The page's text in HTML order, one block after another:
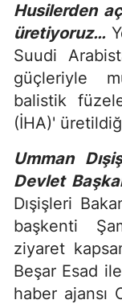
Husilerden
üretiyoruz…
Suudi
güçleriyle
balistik
(İHA)'
Umman
Devlet
Dışişleri
başkenti
ziyaret
Beşar Esad
haber ajansı